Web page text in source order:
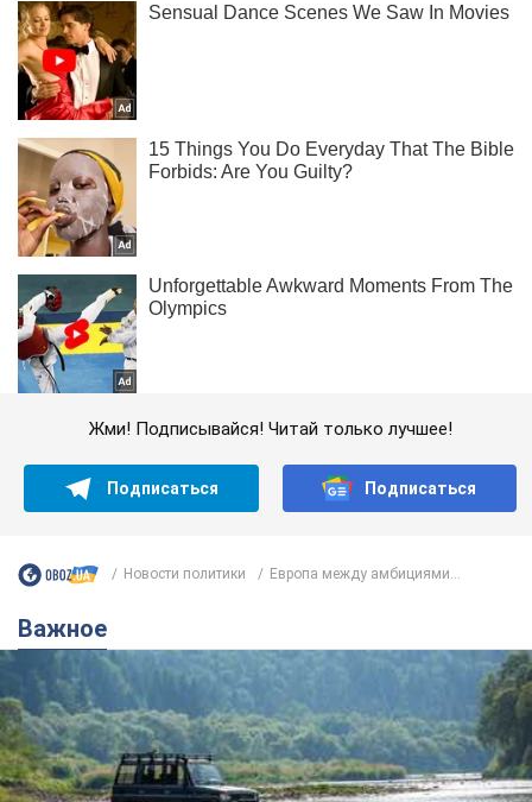
Жми! Подписывайся! Читай только лучшее!
Подписаться Подписаться
Новости политики Европа между амбициями...
Важное